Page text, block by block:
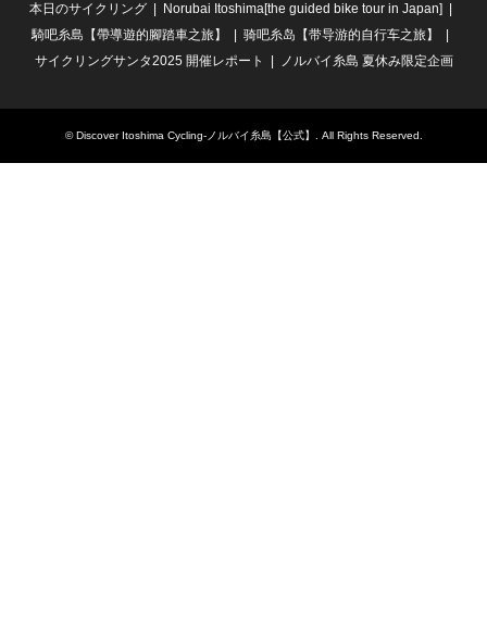
本日のサイクリング
Norubai Itoshima[the guided bike tour in Japan]
騎吧糸島【帶導遊的腳踏車之旅】
骑吧糸岛【带导游的自行车之旅】
サイクリングサンタ2025 開催レポート
ノルバイ糸島 夏休み限定企画
©Discover Itoshima Cycling-ノルバイ糸島【公式】 . All Rights Reserved.